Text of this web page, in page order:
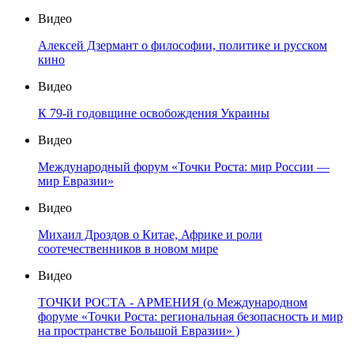
Видео
Алексей Дзермант о философии, политике и русском
кино
Видео
К 79-й годовщине освобождения Украины
Видео
Международный форум «Точки Роста: мир России —
мир Евразии»
Видео
Михаил Дроздов о Китае, Африке и роли
соотечественников в новом мире
Видео
ТОЧКИ РОСТА - АРМЕНИЯ (о Международном
форуме «Точки Роста: региональная безопасность и мир
на пространстве Большой Евразии» )